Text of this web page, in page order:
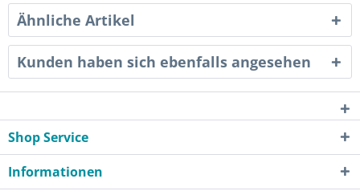
Ähnliche Artikel
Kunden haben sich ebenfalls angesehen
Shop Service
Informationen